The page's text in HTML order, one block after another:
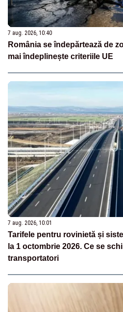
7 aug. 2026, 10:40
România se îndepărtează de
mai îndeplinește criteriile UE
7 aug. 2026, 10:01
Tarifele pentru rovinietă și
la 1 octombrie 2026. Ce se
transportatori